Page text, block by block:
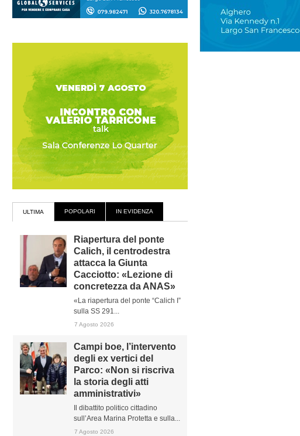
ULTIMA POPOLARI IN EVIDENZA
Riapertura del ponte
Calich, il centrodestra
attacca la Giunta
Cacciotto: «Lezione di
concretezza da ANAS»
«La riapertura del ponte “Calich I”
sulla SS 291...
7 Agosto 2026
Campi boe, l’intervento
degli ex vertici del
Parco: «Non si riscriva
la storia degli atti
amministrativi»
Il dibattito politico cittadino
sull’Area Marina Protetta e sulla...
7 Agosto 2026